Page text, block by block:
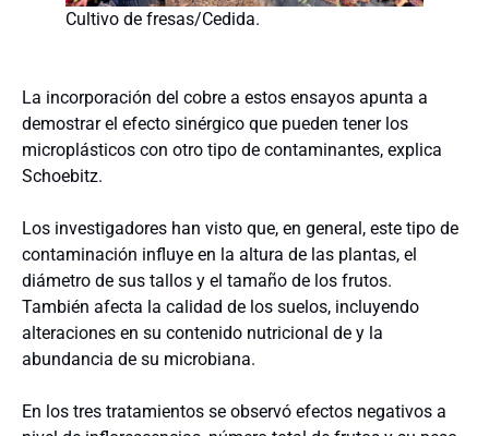
Cultivo de fresas/Cedida.
La incorporación del cobre a estos ensayos apunta a
demostrar el efecto sinérgico que pueden tener los
microplásticos con otro tipo de contaminantes, explica
Schoebitz.
Los investigadores han visto que, en general, este tipo de
contaminación influye en la altura de las plantas, el
diámetro de sus tallos y el tamaño de los frutos.
También afecta la calidad de los suelos, incluyendo
alteraciones en su contenido nutricional de y la
abundancia de su microbiana.
En los tres tratamientos se observó efectos negativos a